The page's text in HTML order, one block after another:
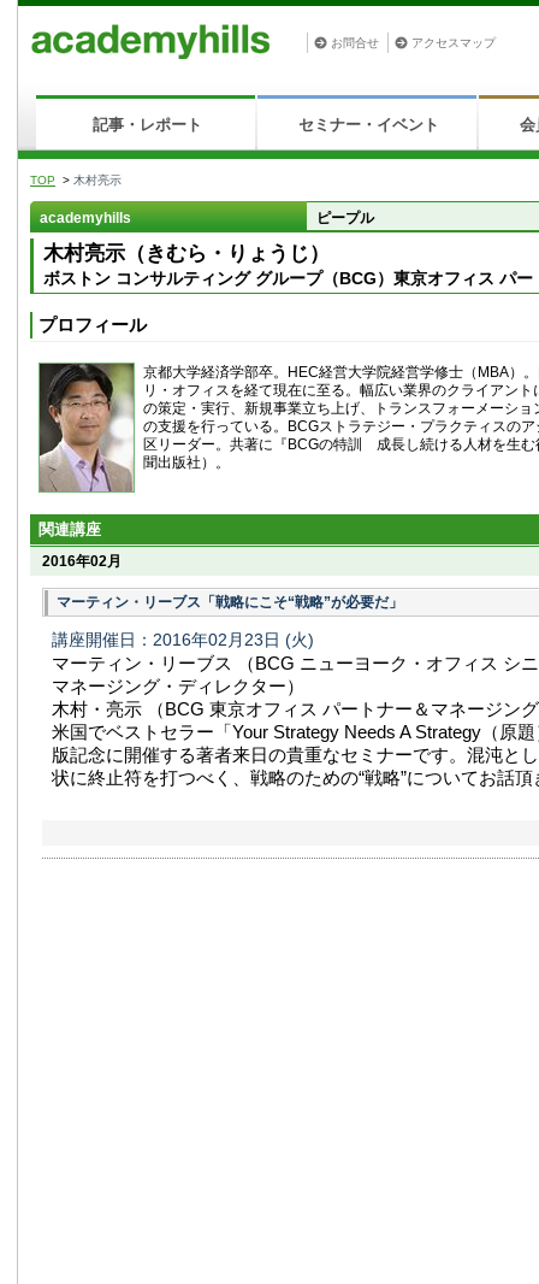
お問合せ アクセスマップ
記事・レポート セミナー・イベント 会
TOP > 木村亮示
academyhills ピープル
木村亮示（きむら・りょうじ）
ボストン コンサルティング グループ（BCG）東京オフィス パ
プロフィール
京都大学経済学部卒。HEC経営大学院経営学修士（MBA）
リ・オフィスを経て現在に至る。幅広い業界のクライアン
の策定・実行、新規事業立ち上げ、トランスフォーメーショ
の支援を行っている。BCGストラテジー・プラクティスの
区リーダー。共著に『BCGの特訓 成長し続ける人材を生む
聞出版社）。
関連講座
2016年02月
マーティン・リーブス「戦略にこそ“戦略”が必要だ」
講座開催日：2016年02月23日 (火)
マーティン・リーブス （BCG ニューヨーク・オフィス シ
マネージング・ディレクター）
木村・亮示 （BCG 東京オフィス パートナー＆マネージン
米国でベストセラー「Your Strategy Needs A Strategy（原
版記念に開催する著者来日の貴重なセミナーです。混沌と
状に終止符を打つべく、戦略のための“戦略”についてお話頂